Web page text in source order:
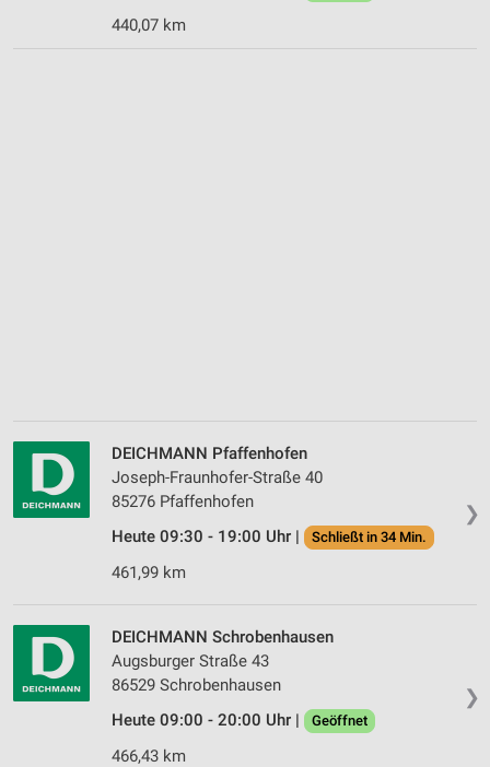
440,07 km
❯
DEICHMANN Pfaffenhofen
Joseph-Fraunhofer-Straße 40
85276 Pfaffenhofen
Heute 09:30 - 19:00 Uhr |
Schließt in 34 Min.
461,99 km
❯
DEICHMANN Schrobenhausen
Augsburger Straße 43
86529 Schrobenhausen
Heute 09:00 - 20:00 Uhr |
Geöffnet
466,43 km